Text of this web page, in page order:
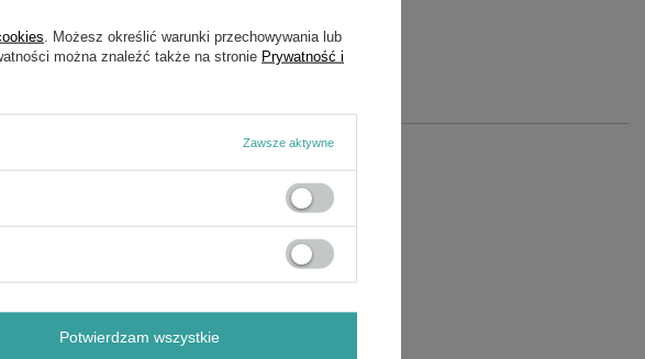
. Możesz określić warunki przechowywania lub
można znaleźć także na stronie Prywatność i
Zawsze aktywne
Potwierdzam wszystkie